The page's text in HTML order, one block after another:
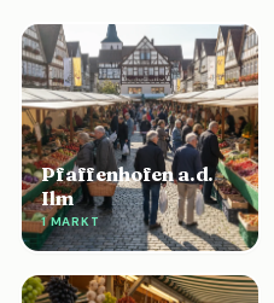
Pfaffenhofen a.d.
Ilm
1 MARKT